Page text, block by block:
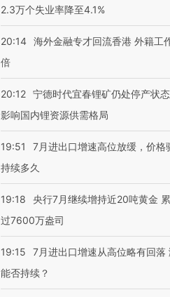
2.3万个失业率降至4.1%
20:14 海外金融专才回流香港 外籍工
倍
20:12 宁德时代宜春锂矿仍处停产状
影响国内锂资源供需格局
19:51
7月进出口增速高位放缓，价格
持续多久
19:18
央行7月继续增持近20吨黄金
过7600万盎司
19:15
7月进出口增速从高位略有回落
能否持续？